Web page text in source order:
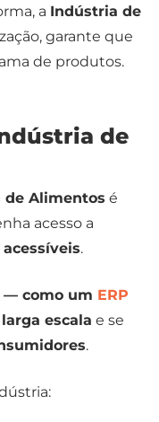
a Indústria de
garante que
de produtos.
de
de Alimentos é
acesso a
.
— como um ERP
escala e se
.